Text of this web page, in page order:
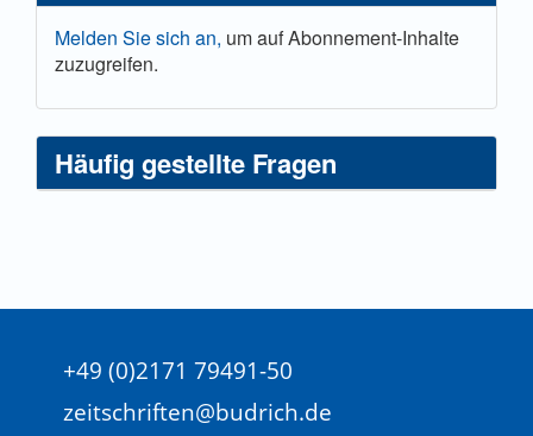
Melden Sie sich an, um auf Abonnement-Inhalte
zuzugreifen.
Häufig gestellte Fragen
+49 (0)2171 79491-50
zeitschriften@budrich.de